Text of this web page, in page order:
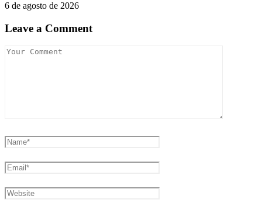
6 de agosto de 2026
Leave a Comment